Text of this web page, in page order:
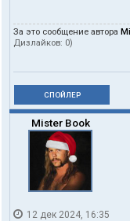
За это сообщение автора
Дизлайков: 0)
СПОЙЛЕР
Mister Book
12 дек 2024, 16:35